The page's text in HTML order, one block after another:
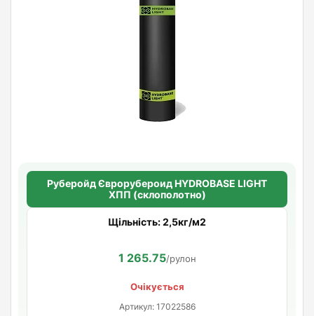
Руберойд Єврорубероид HYDROBASE LIGHT
ХПП (склополотно)
Щільність: 2,5кг/м2
1 265.75/рулон
Очікується
Артикул: 17022586